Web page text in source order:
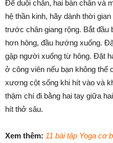
Để duỗi chân, hai bàn chân và
hệ thần kinh, hãy dành thời
trước chân giang rộng. Bắt đầu
hơn hông, đầu hướng xuống.
gập người xuống từ hông. Đặt
ở công viên nếu bạn không thể
xương cột sống khi hít vào và
thậm chí đi bằng hai tay giữa
hít thở sâu.
Xem thêm: 11 bài tập Yoga cơ